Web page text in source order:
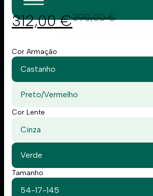
390,00€
312,00€
Cor Armação
Castanho
Preto/Vermelho
Cor Lente
Cinza
Verde
Tamanho
54-17-145